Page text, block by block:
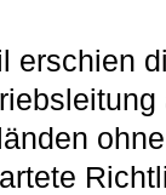
erschien